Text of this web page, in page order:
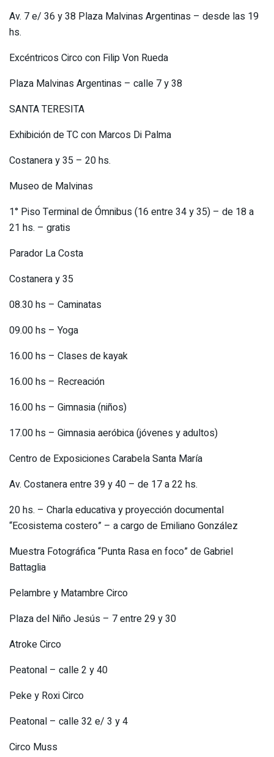
Av. 7 e/ 36 y 38 Plaza Malvinas Argentinas – desde las 19
hs.
Excéntricos Circo con Filip Von Rueda
Plaza Malvinas Argentinas – calle 7 y 38
SANTA TERESITA
Exhibición de TC con Marcos Di Palma
Costanera y 35 – 20 hs.
Museo de Malvinas
1° Piso Terminal de Ómnibus (16 entre 34 y 35) – de 18 a
21 hs. – gratis
Parador La Costa
Costanera y 35
08.30 hs – Caminatas
09.00 hs – Yoga
16.00 hs – Clases de kayak
16.00 hs – Recreación
16.00 hs – Gimnasia (niños)
17.00 hs – Gimnasia aeróbica (jóvenes y adultos)
Centro de Exposiciones Carabela Santa María
Av. Costanera entre 39 y 40 – de 17 a 22 hs.
20 hs. – Charla educativa y proyección documental
“Ecosistema costero” – a cargo de Emiliano González
Muestra Fotográfica “Punta Rasa en foco” de Gabriel
Battaglia
Pelambre y Matambre Circo
Plaza del Niño Jesús – 7 entre 29 y 30
Atroke Circo
Peatonal – calle 2 y 40
Peke y Roxi Circo
Peatonal – calle 32 e/ 3 y 4
Circo Muss